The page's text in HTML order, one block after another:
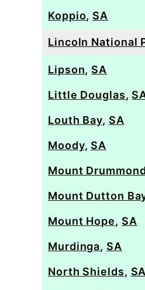
Koppio, SA
Lincoln National
Lipson, SA
Little Douglas,
Louth Bay, SA
Moody, SA
Mount Drummond
Mount Dutton
Mount Hope, SA
Murdinga, SA
North Shields, SA